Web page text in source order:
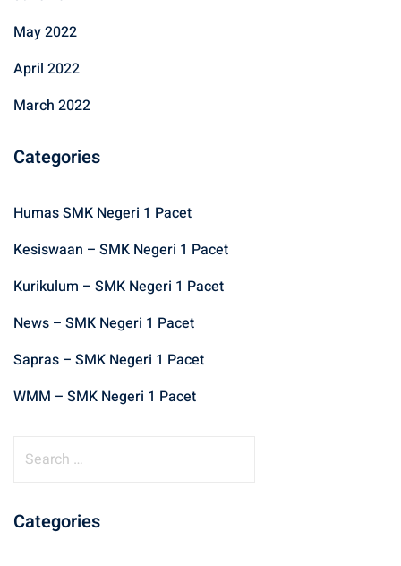
May 2022
April 2022
March 2022
Categories
Humas SMK Negeri 1 Pacet
Kesiswaan – SMK Negeri 1 Pacet
Kurikulum – SMK Negeri 1 Pacet
News – SMK Negeri 1 Pacet
Sapras – SMK Negeri 1 Pacet
WMM – SMK Negeri 1 Pacet
rCategories